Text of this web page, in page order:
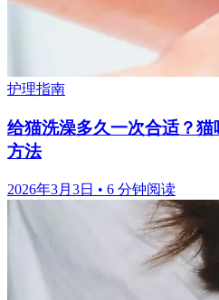
护理指南
给猫洗澡多久一次合适？
方法
2026年3月3日 • 6 分钟阅读